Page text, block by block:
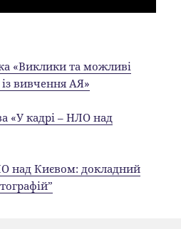
«Виклики та можливі
вивчення АЯ»
«У кадрі – НЛО над
над Києвом: докладний